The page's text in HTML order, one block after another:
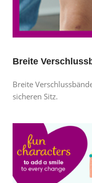
Breite
Breite
sicheren Sitz.